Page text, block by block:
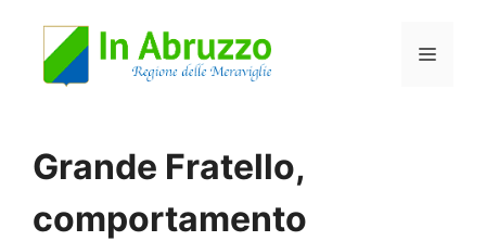
Menu
Grande Fratello,
comportamento